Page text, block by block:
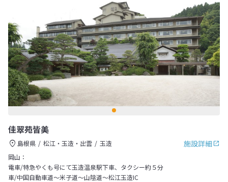
佳翠苑皆美
施設詳細
島根県 松江・玉造・出雲
玉造
岡山：
電車/特急やくも号にて玉造温泉駅下車、タクシー約５分
車/中国自動車道～米子道～山陰道～松江玉造IC